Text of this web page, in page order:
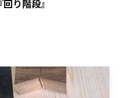
『回り階段』